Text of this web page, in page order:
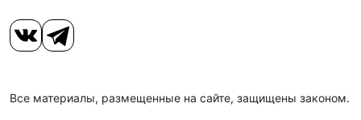
Все материалы, размещенные на сайте, защищены законом.